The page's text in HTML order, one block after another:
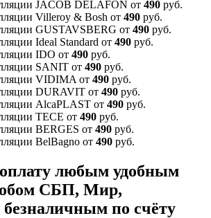
JACOB DELAFON от 490 руб.
Villeroy & Bosh от 490 руб.
GUSTAVSBERG от 490 руб.
Ideal Standard от 490 руб.
IDO от 490 руб.
SANIT от 490 руб.
VIDIMA от 490 руб.
DURAVIT от 490 руб.
AlcaPLAST от 490 руб.
TECE от 490 руб.
BERGES от 490 руб.
BelBagno от 490 руб.
любым удобным
СБП, Мир,
по счёту